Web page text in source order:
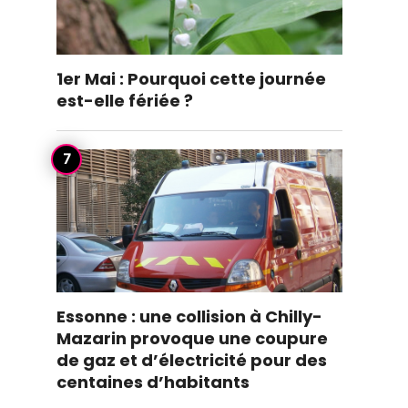
1er Mai : Pourquoi cette journée
est-elle fériée ?
Essonne : une collision à Chilly-
Mazarin provoque une coupure
de gaz et d’électricité pour des
centaines d’habitants